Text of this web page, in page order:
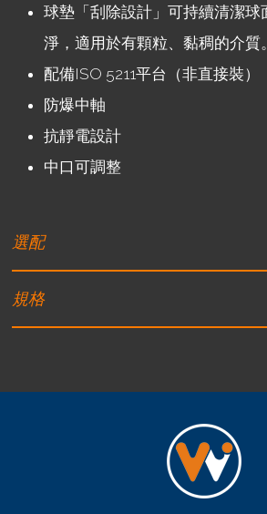
球墊「刮除設計」可持續清潔球
淨，適用於有顆粒、黏稠的介質。
配備ISO 5211平台（非直接裝）
防爆中軸
抗靜電設計
中口可調整
選配
規格